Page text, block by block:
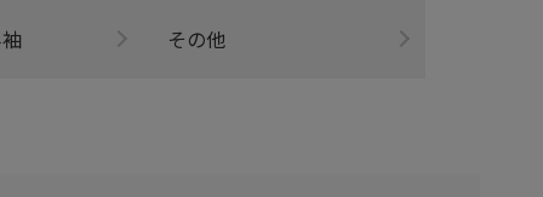
その他